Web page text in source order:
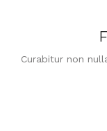
Curabitur non